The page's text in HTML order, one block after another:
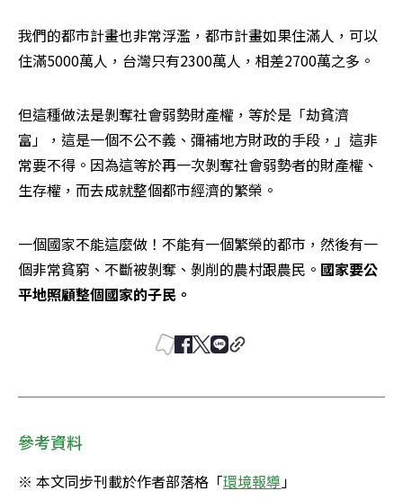
我們的都市計畫也非常浮濫，都市計畫如果住滿人，可以
住滿5000萬人，台灣只有2300萬人，相差2700萬之多。
但這種做法是剝奪社會弱勢財產權，等於是「劫貧濟
富」，這是一個不公不義、彌補地方財政的手段，」這非
常要不得。因為這等於再一次剝奪社會弱勢者的財產權、
生存權，而去成就整個都市經濟的繁榮。
一個國家不能這麼做！不能有一個繁榮的都市，然後有一
個非常貧窮、不斷被剝奪、剝削的農村跟農民。 國家要公
平地照顧整個國家的子民。
參考資料
※ 本文同步刊載於作者部落格「環境報導」